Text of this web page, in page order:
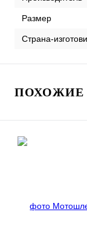
Размер
Страна-
ПОХОЖИЕ